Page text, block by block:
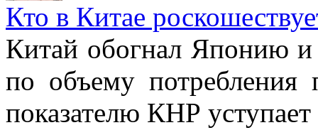
Кто в Китае
Китай обогнал Японию
по объему
показателю КНР